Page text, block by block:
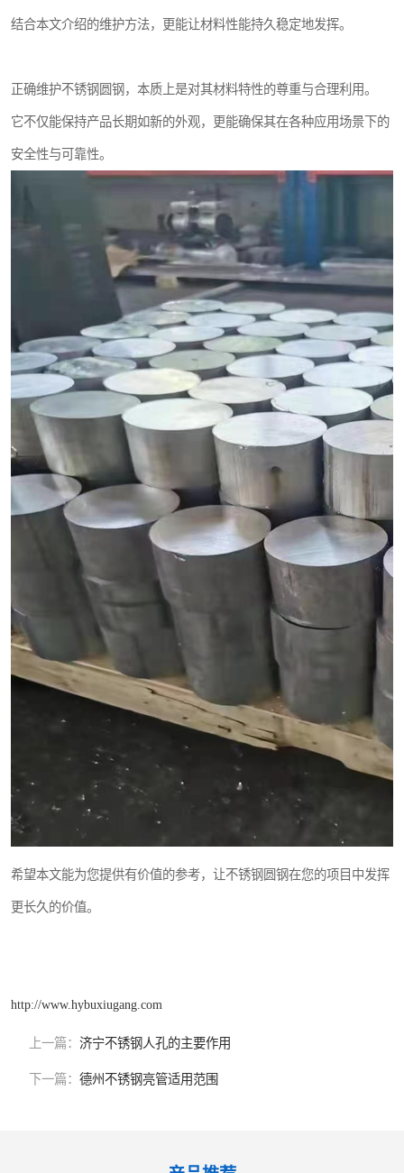
结合本文介绍的维护方法，更能让材料性能持久稳定地发挥。
正确维护不锈钢圆钢，本质上是对其材料特性的尊重与合理利用。
它不仅能保持产品长期如新的外观，更能确保其在各种应用场景下的
安全性与可靠性。
希望本文能为您提供有价值的参考，让不锈钢圆钢在您的项目中发挥
更长久的价值。
http://www.hybuxiugang.com
上一篇： 济宁不锈钢人孔的主要作用
下一篇： 德州不锈钢亮管适用范围